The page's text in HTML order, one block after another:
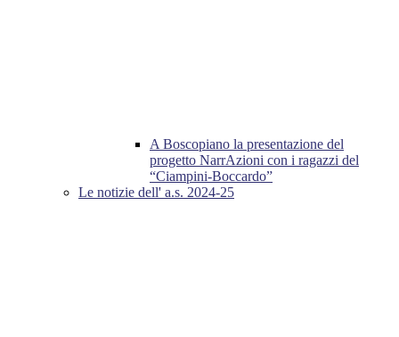
A Boscopiano la presentazione del
progetto NarrAzioni con i ragazzi del
“Ciampini-Boccardo”
Le notizie dell' a.s. 2024-25